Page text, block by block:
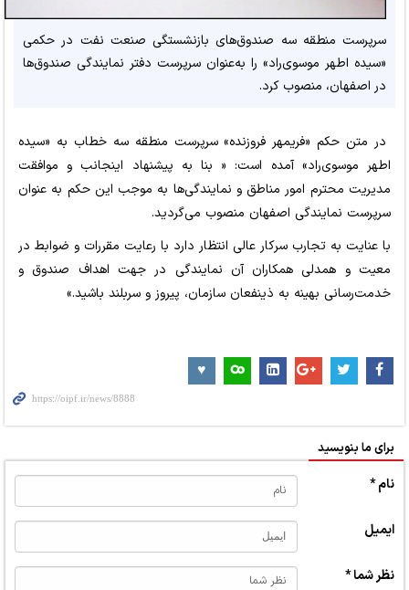
سرپرست منطقه سه صندوق‌های بازنشستگی صنعت نفت در حکمی
«سیده اطهر موسوی‌راد» را به‌عنوان سرپرست دفتر نمایندگی صندوق‌ها
در اصفهان، منصوب کرد.
در متن حکم «فریمهر فروزنده» سرپرست منطقه سه خطاب به «سیده
اطهر موسوی‌راد» آمده است: « بنا به پیشنهاد اینجانب و موافقت
مدیریت محترم امور مناطق و نمایندگی‌ها به موجب این حکم به عنوان
سرپرست نمایندگی اصفهان منصوب می‌گردید.
با عنایت به تجارب سرکار عالی انتظار دارد با رعایت مقررات و ضوابط در
معیت و همدلی همکاران آن نمایندگی در جهت اهداف صندوق و
خدمت‌رسانی بهینه به ذینفعان سازمان، پیروز و سربلند باشید.»
برای ما بنویسید
نام *
ایمیل
نظر شما *